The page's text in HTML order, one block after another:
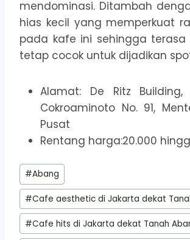
mendominasi. Ditambah
hias kecil yang memperkuat
pada kafe ini sehingga
tetap cocok untuk dijadikan
Alamat: De Ritz Building,
Cokroaminoto No. 91,
Pusat
Rentang harga:20.000
Post
Tags:
#Abang
#Cafe aesthetic di Jakarta dekat
#Cafe hits di Jakarta dekat Tanah